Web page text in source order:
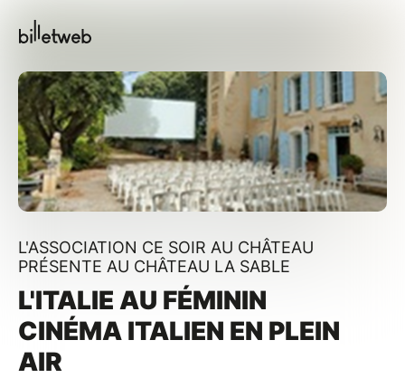
L'ASSOCIATION CE SOIR AU CHÂTEAU
PRÉSENTE AU CHÂTEAU LA SABLE
L'ITALIE AU FÉMININ
CINÉMA ITALIEN EN PLEIN
AIR